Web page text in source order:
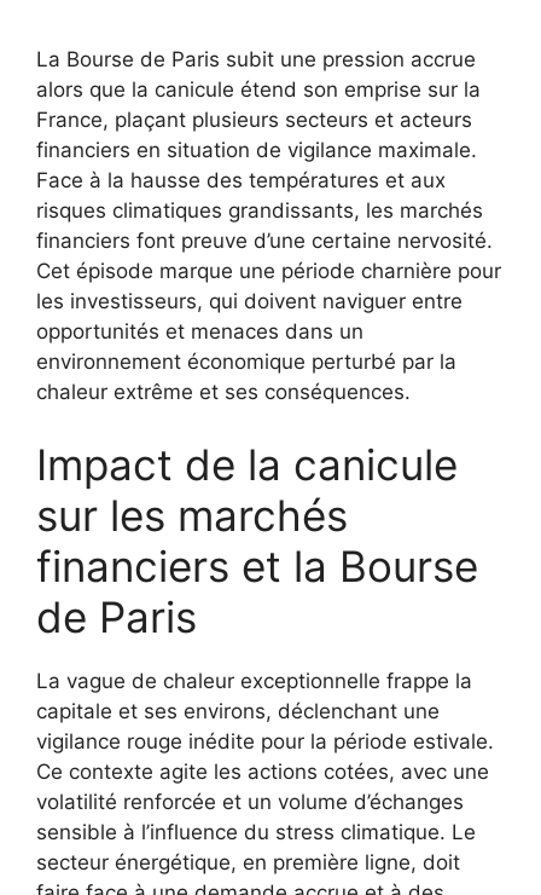
La Bourse de Paris subit une pression accrue
alors que la canicule étend son emprise sur la
France, plaçant plusieurs secteurs et acteurs
financiers en situation de vigilance maximale.
Face à la hausse des températures et aux
risques climatiques grandissants, les marchés
financiers font preuve d’une certaine nervosité.
Cet épisode marque une période charnière pour
les investisseurs, qui doivent naviguer entre
opportunités et menaces dans un
environnement économique perturbé par la
chaleur extrême et ses conséquences.
Impact de la canicule
sur les marchés
financiers et la Bourse
de Paris
La vague de chaleur exceptionnelle frappe la
capitale et ses environs, déclenchant une
vigilance rouge inédite pour la période estivale.
Ce contexte agite les actions cotées, avec une
volatilité renforcée et un volume d’échanges
sensible à l’influence du stress climatique. Le
secteur énergétique, en première ligne, doit